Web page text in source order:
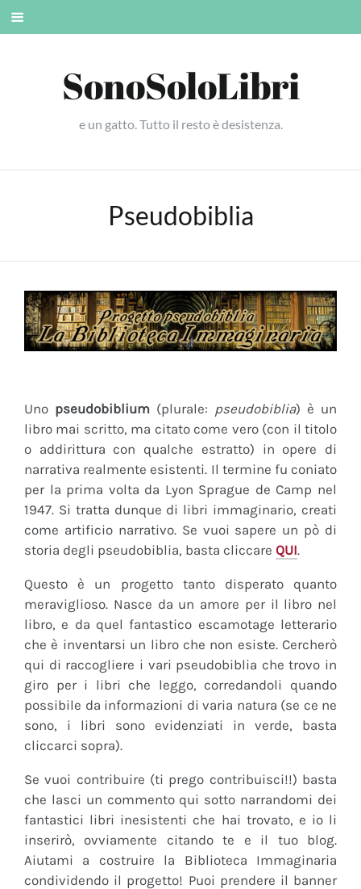
Skip
SonoSoloLibri
e un gatto. Tutto il resto è desistenza.
Pseudobiblia
Uno pseudobiblium (plurale: pseudobiblia) è un
libro mai scritto, ma citato come vero (con il titolo
o addirittura con qualche estratto) in opere di
narrativa realmente esistenti. Il termine fu coniato
per la prima volta da Lyon Sprague de Camp nel
1947. Si tratta dunque di libri immaginario, creati
come artificio narrativo. Se vuoi sapere un pò di
storia degli pseudobiblia, basta cliccare QUI.
Questo è un progetto tanto disperato quanto
meraviglioso. Nasce da un amore per il libro nel
libro, e da quel fantastico escamotage letterario
che è inventarsi un libro che non esiste. Cercherò
qui di raccogliere i vari pseudobiblia che trovo in
giro per i libri che leggo, corredandoli quando
possibile da informazioni di varia natura (se ce ne
sono, i libri sono evidenziati in verde, basta
cliccarci sopra).
Se vuoi contribuire (ti prego contribuisci!!) basta
che lasci un commento qui sotto narrandomi dei
fantastici libri inesistenti che hai trovato, e io li
inserirò, ovviamente citando te e il tuo blog.
Aiutami a costruire la Biblioteca Immaginaria
condividendo il progetto! Puoi prendere il banner